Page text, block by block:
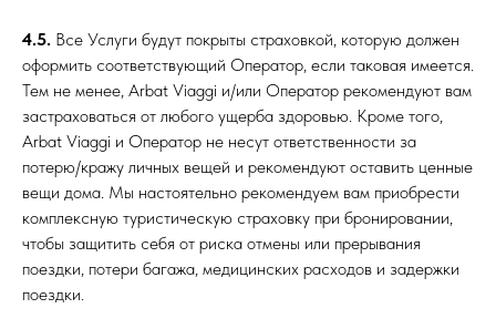
4.5. Все Услуги будут покрыты страховкой, которую должен
оформить соответствующий Оператор, если таковая имеется.
Тем не менее, Arbat Viaggi и/или Оператор рекомендуют вам
застраховаться от любого ущерба здоровью. Кроме того,
Arbat Viaggi и Оператор не несут ответственности за
потерю/кражу личных вещей и рекомендуют оставить ценные
вещи дома. Мы настоятельно рекомендуем вам приобрести
комплексную туристическую страховку при бронировании,
чтобы защитить себя от риска отмены или прерывания
поездки, потери багажа, медицинских расходов и задержки
поездки.